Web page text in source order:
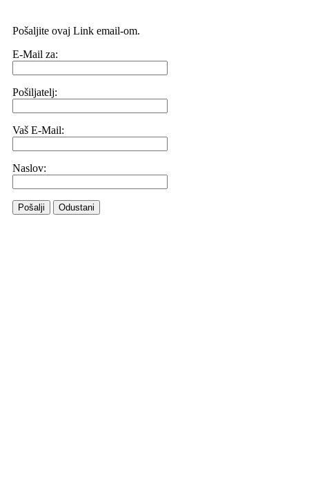
Pošaljite ovaj Link email-om.
E-Mail za:
Pošiljatelj:
Vaš E-Mail:
Naslov:
Pošalji Odustani